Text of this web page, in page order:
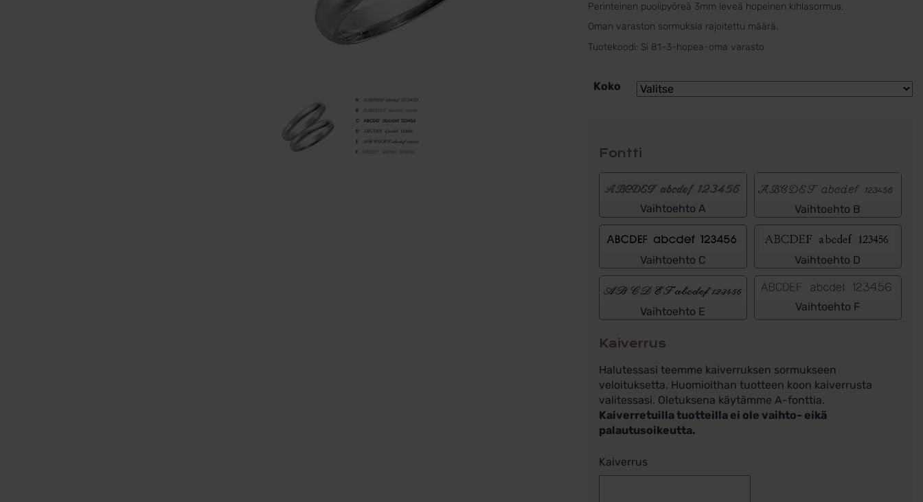
Perinteinen puolipyöreä 3mm leveä hopeinen kihlasormus.
Oman varaston sormuksia rajoitettu määrä.
Tuotekoodi: Si 81-3-hopea-oma varasto
Koko
Fontti
Vaihtoehto A Vaihtoehto B
Vaihtoehto C Vaihtoehto D
Vaihtoehto E Vaihtoehto F
Kaiverrus
Halutessasi teemme kaiverruksen sormukseen
veloituksetta. Huomioithan tuotteen koon kaiverrusta
valitessasi. Oletuksena käytämme A-fonttia.
Kaiverretuilla tuotteilla ei ole vaihto- eikä
palautusoikeutta.
Kaiverrus